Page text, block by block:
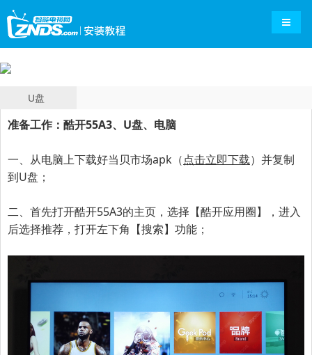
导航
U盘
准备工作： 酷开55A3、U盘、电脑
一、 从电脑上下载好当贝市场apk（点击立即下载）并复制
到U盘；
二、首先打开酷开55A3的主页，选择【酷开应用圈】，进入
后选择推荐，打开左下角【搜索】功能；